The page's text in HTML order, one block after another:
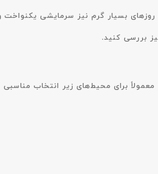
روزهای بسیار گرم نیز سرمایشی
بررسی کنید.